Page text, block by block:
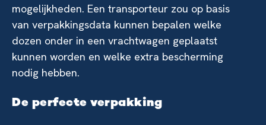
mogelijkheden. Een transporteur zou op basis
van verpakkingsdata kunnen bepalen welke
dozen onder in een vrachtwagen geplaatst
kunnen worden en welke extra bescherming
nodig hebben.
De perfecte verpakking